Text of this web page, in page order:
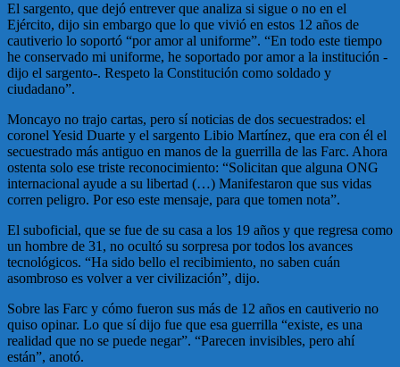
El sargento, que dejó entrever que analiza si sigue o no en el
Ejército, dijo sin embargo que lo que vivió en estos 12 años de
cautiverio lo soportó “por amor al uniforme”. “En todo este tiempo
he conservado mi uniforme, he soportado por amor a la institución -
dijo el sargento-. Respeto la Constitución como soldado y
ciudadano”.
Moncayo no trajo cartas, pero sí noticias de dos secuestrados: el
coronel Yesid Duarte y el sargento Libio Martínez, que era con él el
secuestrado más antiguo en manos de la guerrilla de las Farc. Ahora
ostenta solo ese triste reconocimiento: “Solicitan que alguna ONG
internacional ayude a su libertad (…) Manifestaron que sus vidas
corren peligro. Por eso este mensaje, para que tomen nota”.
El suboficial, que se fue de su casa a los 19 años y que regresa como
un hombre de 31, no ocultó su sorpresa por todos los avances
tecnológicos. “Ha sido bello el recibimiento, no saben cuán
asombroso es volver a ver civilización”, dijo.
Sobre las Farc y cómo fueron sus más de 12 años en cautiverio no
quiso opinar. Lo que sí dijo fue que esa guerrilla “existe, es una
realidad que no se puede negar”. “Parecen invisibles, pero ahí
están”, anotó.